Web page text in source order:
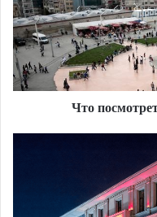
площади
Таксим?
Что